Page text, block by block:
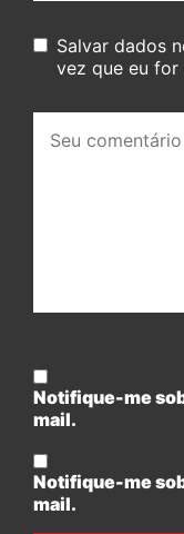
Salvar dados
vez que eu for
comentário:
Notifique-me
mail.
Notifique-me
mail.